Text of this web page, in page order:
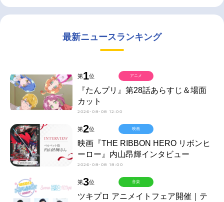
最新ニュースランキング
第1位
『たんプリ』第28話あらすじ＆場面
カット
2026-08-08 12:00
アニメ
第2位
映画『THE RIBBON HERO リボンヒ
ーロー』内山昂輝インタビュー
2026-08-08 18:00
映画
第3位
ツキプロ アニメイトフェア開催｜テ
音楽